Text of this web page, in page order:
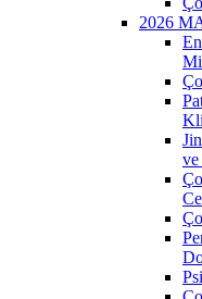
2026